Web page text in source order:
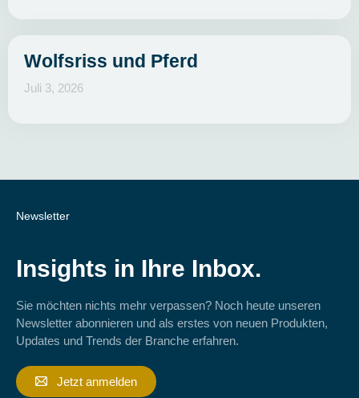
Wolfsriss und Pferd
Juli 3, 2026
Newsletter
Insights in Ihre Inbox.
Sie möchten nichts mehr verpassen? Noch heute unseren
Newsletter abonnieren und als erstes von neuen Produkten,
Updates und Trends der Branche erfahren.
Jetzt anmelden